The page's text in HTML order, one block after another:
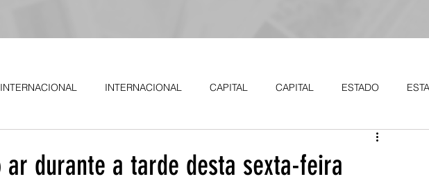
INTERNACIONAL INTERNACIONAL CAPITAL CAPITAL ESTADO
durante a tarde desta sexta-feira